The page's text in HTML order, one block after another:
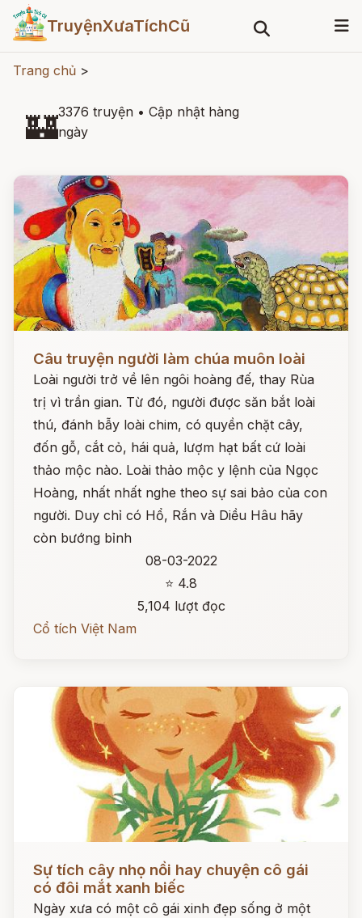
TruyệnXưaTíchCũ
Trang chủ >
🏰3376 truyện • Cập nhật hàng
ngày
Câu truyện người làm chúa muôn loài
Loài người trở về lên ngôi hoàng đế, thay Rùa
trị vì trần gian. Từ đó, người được săn bắt loài
thú, đánh bẫy loài chim, có quyền chặt cây,
đốn gỗ, cắt cỏ, hái quả, lượm hạt bất cứ loài
thảo mộc nào. Loài thảo mộc y lệnh của Ngọc
Hoàng, nhất nhất nghe theo sự sai bảo của con
người. Duy chỉ có Hổ, Rắn và Diều Hâu hãy
còn bướng bỉnh
08-03-2022
⭐ 4.8
5,104 lượt đọc
Cổ tích Việt Nam
Sự tích cây nhọ nồi hay chuyện cô gái
có đôi mắt xanh biếc
Ngày xưa có một cô gái xinh đẹp sống ở một